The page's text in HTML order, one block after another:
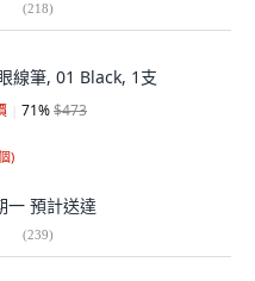
(218)
線筆, 01 Black, 1支
71%$473
)
一 預計送達
(239)